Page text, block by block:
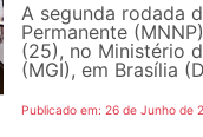
A segunda rodada
Permanente
(25), no Ministério
(MGI), em Brasília
Publicado em: 26 de Junho de